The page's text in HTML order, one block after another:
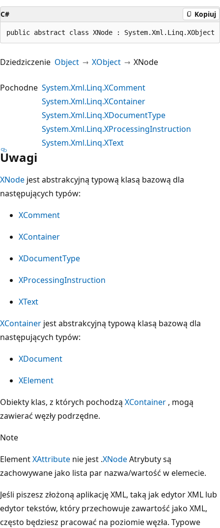
C# Kopiuj
public abstract class XNode : System.Xml.Linq.XObject
Dziedziczenie Object XObject XNode
Pochodne System.Xml.Linq.XComment
System.Xml.Linq.XContainer
System.Xml.Linq.XDocumentType
System.Xml.Linq.XProcessingInstruction
System.Xml.Linq.XText
Uwagi
XNode jest abstrakcyjną typową klasą bazową dla
następujących typów:
XComment
XContainer
XDocumentType
XProcessingInstruction
XText
XContainer jest abstrakcyjną typową klasą bazową dla
następujących typów:
XDocument
XElement
Obiekty klas, z których pochodzą XContainer , mogą
zawierać węzły podrzędne.
Note
ElementXAttribute nie jest .XNodeAtrybuty są
zachowywane jako lista par nazwa/wartość w elemecie.
Jeśli piszesz złożoną aplikację XML, taką jak edytor XML lub
edytor tekstów, który przechowuje zawartość jako XML,
często będziesz pracować na poziomie węzła. Typowe